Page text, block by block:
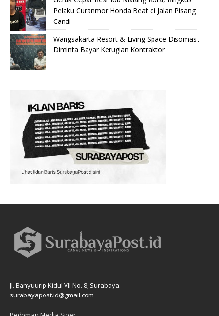
Pelaku Curanmor Honda Beat di Jalan Pisang
Candi
Wangsakarta Resort & Living Space Disomasi,
Diminta Bayar Kerugian Kontraktor
Jl. Banyuurip Kidul VII No. 8, Surabaya.
surabayapost.id@gmail.com